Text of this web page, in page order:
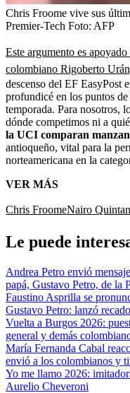
Chris Froome vive sus
Premier-Tech Foto: AFP
Este argumento es
colombiano Rigoberto
descenso del EF EasyPost
profundicé en los puntos
temporada. Para nosotros,
dónde competimos ni a
la UCI comparan
antioqueño, vital para la
norteamericana en la
VER MÁS
Chris FroomeNairo
Le puede
Andrea Petro envió
papá, Gustavo Petro, de la
Faustino Asprilla se
Gustavo Petro: lanzó recado
Vuelta a Burgos 2026:
general y demás
María Fernanda Cabal
envió a los colombianos y
Yo me llamo 2026:
Aurelio Cheveroni